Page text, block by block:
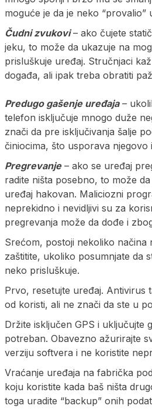
moguće je da je neko “provalio”
Čudni zvukovi– ako čujete
jeku, to može da ukazuje na
prisluškuje uređaj. Stručnjaci
događa, ali ipak treba obratiti
Predugo gašenje uređaja–
telefon isključuje mnogo duže
znači da pre isključivanja šalje
činiocima, što usporava njegovo
Pregrevanje– ako se uređaj
radite ništa posebno, to može
uređaj hakovan. Maliciozni
neprekidno i nevidljivi su za
pregrevanja može da dođe i
Srećom, postoji nekoliko načina
zaštitite, ukoliko posumnjate da
neko prisluškuje.
Prvo, resetujte uređaj. Antivirus
od koristi, ali ne znači da ste u
Držite isključen GPS i uključujte
potreban. Obavezno ažurirajte
verziju softvera i ne koristite
Vraćanje uređaja na fabrička
koju koristite kada baš ništa
toga uradite “backup” onih